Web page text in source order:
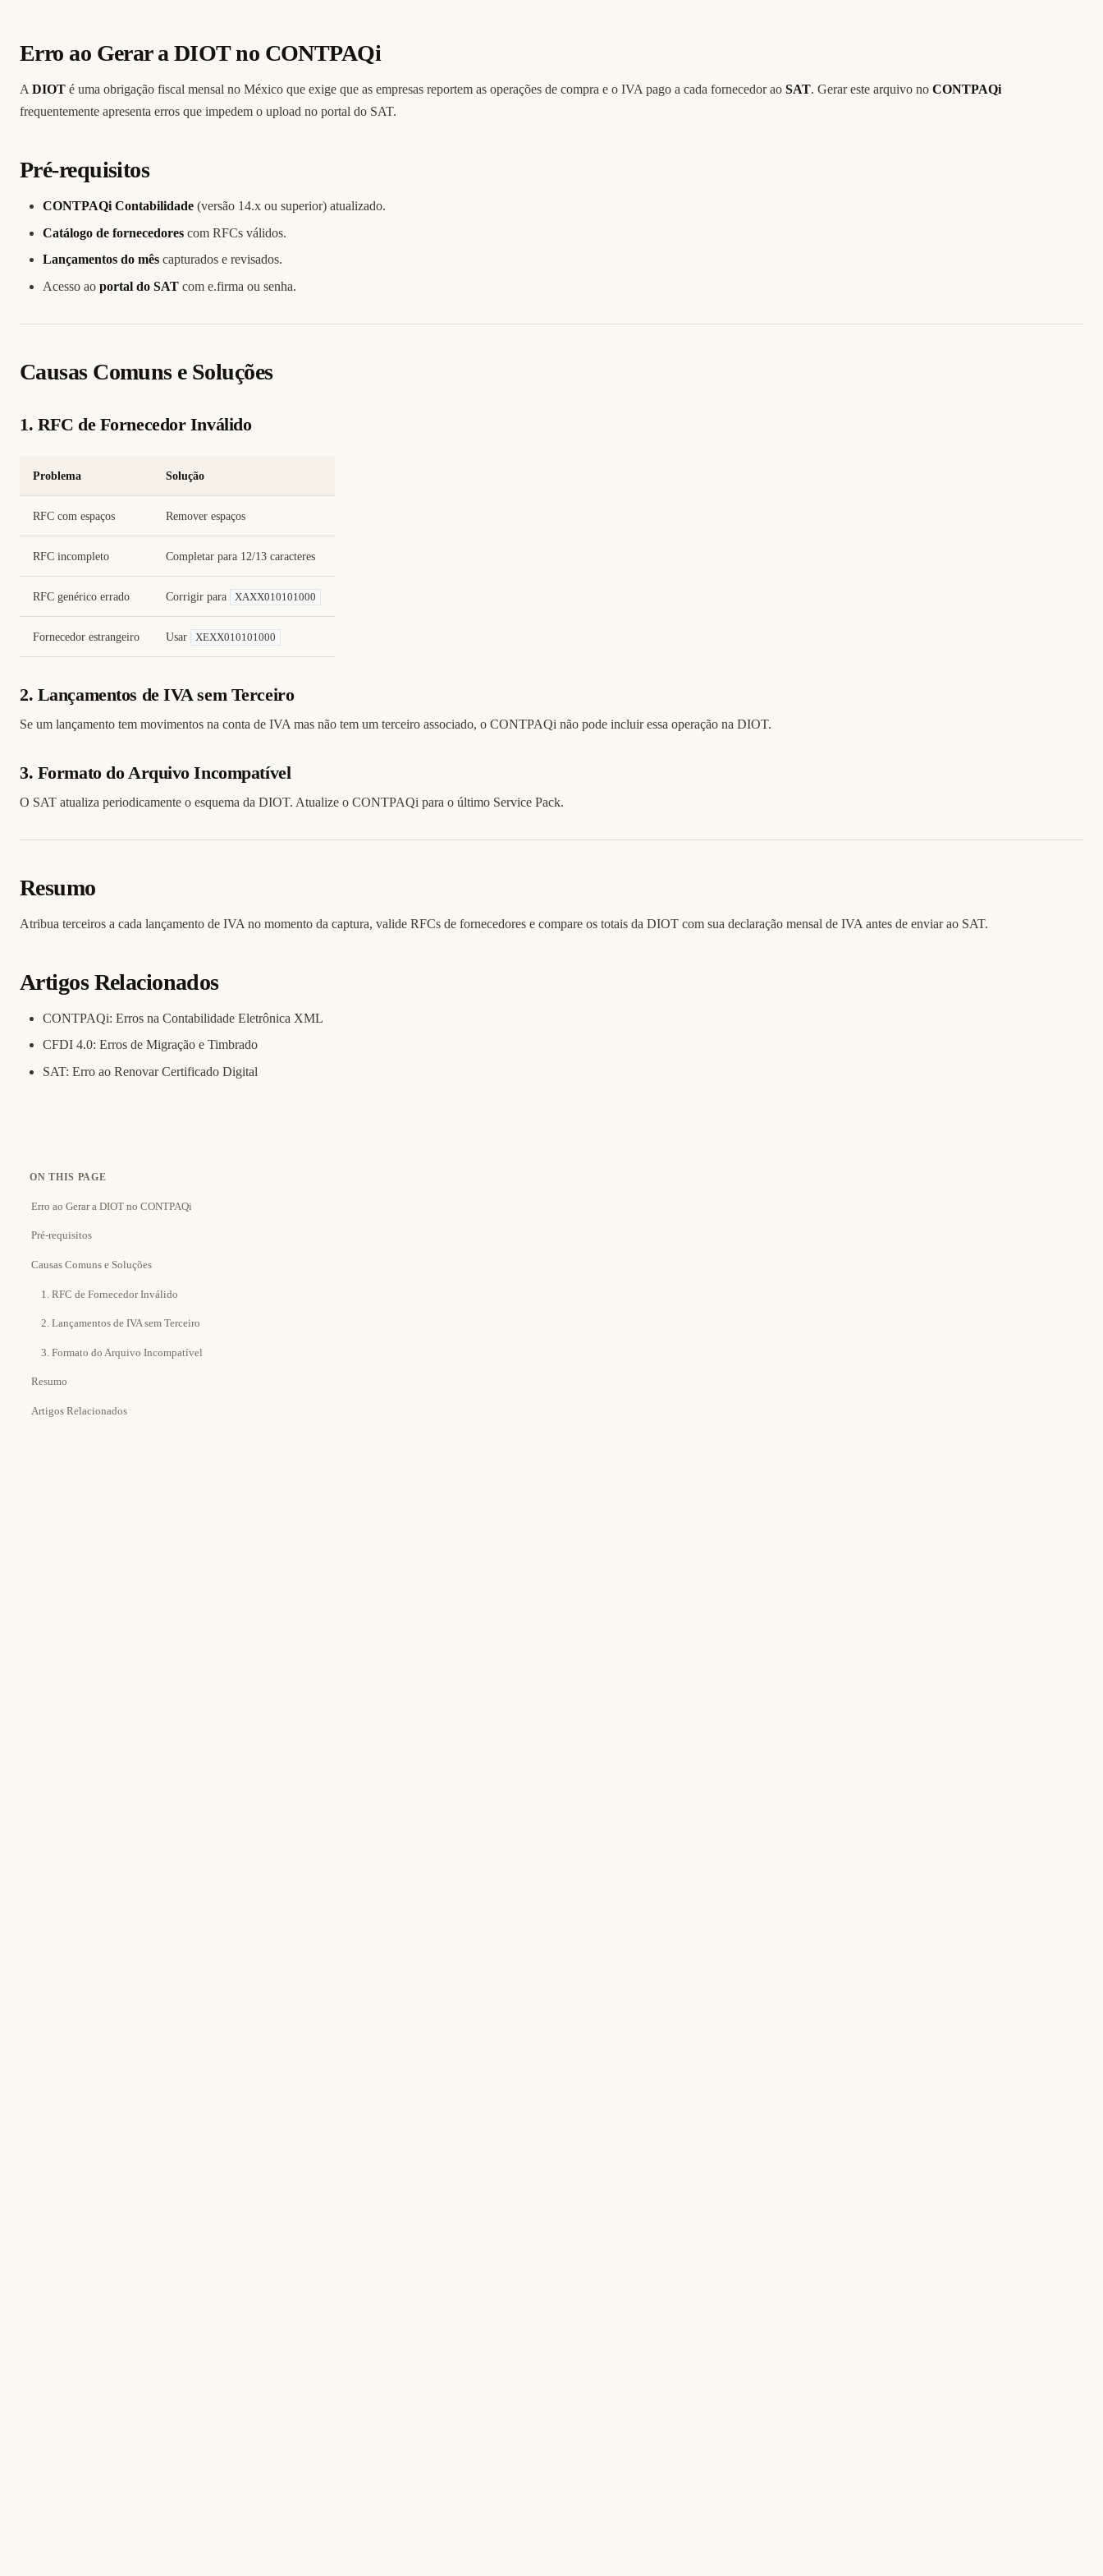
Erro ao Gerar a DIOT no CONTPAQi
A DIOT é uma obrigação fiscal mensal no México que exige que as empresas reportem as operações de compra e o IVA pago a cada fornecedor ao SAT. Gerar este arquivo no CONTPAQi
frequentemente apresenta erros que impedem o upload no portal do SAT.
Pré-requisitos
CONTPAQi Contabilidade (versão 14.x ou superior) atualizado.
Catálogo de fornecedores com RFCs válidos.
Lançamentos do mês capturados e revisados.
Acesso ao portal do SAT com e.firma ou senha.
Causas Comuns e Soluções
1. RFC de Fornecedor Inválido
Problema Solução
RFC com espaços Remover espaços
RFC incompleto Completar para 12/13 caracteres
RFC genérico errado Corrigir para XAXX010101000
Fornecedor estrangeiro Usar XEXX010101000
2. Lançamentos de IVA sem Terceiro
Se um lançamento tem movimentos na conta de IVA mas não tem um terceiro associado, o CONTPAQi não pode incluir essa operação na DIOT.
3. Formato do Arquivo Incompatível
O SAT atualiza periodicamente o esquema da DIOT. Atualize o CONTPAQi para o último Service Pack.
Resumo
Atribua terceiros a cada lançamento de IVA no momento da captura, valide RFCs de fornecedores e compare os totais da DIOT com sua declaração mensal de IVA antes de enviar ao SAT.
Artigos Relacionados
CONTPAQi: Erros na Contabilidade Eletrônica XML
CFDI 4.0: Erros de Migração e Timbrado
SAT: Erro ao Renovar Certificado Digital
ON THIS PAGE
Erro ao Gerar a DIOT no CONTPAQi
Pré-requisitos
Causas Comuns e Soluções
1. RFC de Fornecedor Inválido
2. Lançamentos de IVA sem Terceiro
3. Formato do Arquivo Incompatível
Resumo
Artigos Relacionados